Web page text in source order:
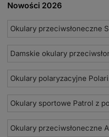
Nowości 2026
Okulary przeciwsłoneczne
Damskie okulary
Okulary polaryzacyjne
Okulary sportowe Patrol z
Okulary przeciwsłoneczne